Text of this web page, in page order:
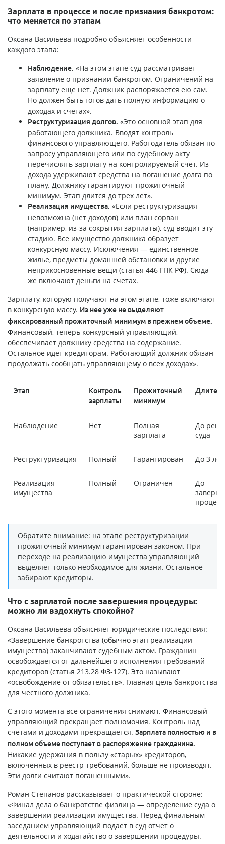
Зарплата в процессе и после признания банкротом:
что меняется по этапам
Оксана Васильева подробно объясняет особенности
каждого этапа:
Наблюдение. «На этом этапе суд рассматривает
заявление о признании банкротом. Ограничений на
зарплату еще нет. Должник распоряжается ею сам.
Но должен быть готов дать полную информацию о
доходах и счетах».
Реструктуризация долгов. «Это основной этап для
работающего должника. Вводят контроль
финансового управляющего. Работодатель обязан по
запросу управляющего или по судебному акту
перечислять зарплату на контролируемый счет. Из
дохода удерживают средства на погашение долга по
плану. Должнику гарантируют прожиточный
минимум. Этап длится до трех лет».
Реализация имущества. «Если реструктуризация
невозможна (нет доходов) или план сорван
(например, из-за сокрытия зарплаты), суд вводит эту
стадию. Все имущество должника образует
конкурсную массу. Исключения — единственное
жилье, предметы домашней обстановки и другие
неприкосновенные вещи (статья 446 ГПК РФ). Сюда
же включают деньги на счетах.
Зарплату, которую получают на этом этапе, тоже включают
в конкурсную массу. Из нее уже не выделяют
фиксированный прожиточный минимум в прежнем объеме.
Финансовый, теперь конкурсный управляющий,
обеспечивает должнику средства на содержание.
Остальное идет кредиторам. Работающий должник обязан
продолжать сообщать управляющему о всех доходах».
Этап
Контроль
зарплаты
Прожиточный
минимум
Наблюдение Нет
Полная
зарплата
До
суда
Реструктуризация Полный Гарантирован До 3 лет
Реализация
имущества
Полный Ограничен
До
Обратите внимание: на этапе реструктуризации
прожиточный минимум гарантирован законом. При
переходе на реализацию имущества управляющий
выделяет только необходимое для жизни. Остальное
забирают кредиторы.
Что с зарплатой после завершения процедуры:
можно ли вздохнуть спокойно?
Оксана Васильева объясняет юридические последствия:
«Завершение банкротства (обычно этап реализации
имущества) заканчивают судебным актом. Гражданин
освобождается от дальнейшего исполнения требований
кредиторов (статья 213.28 ФЗ-127). Это называют
«освобождение от обязательств». Главная цель банкротства
для честного должника.
С этого момента все ограничения снимают. Финансовый
управляющий прекращает полномочия. Контроль над
счетами и доходами прекращается. Зарплата полностью и в
полном объеме поступает в распоряжение гражданина.
Никакие удержания в пользу «старых» кредиторов,
включенных в реестр требований, больше не производят.
Эти долги считают погашенными».
Роман Степанов рассказывает о практической стороне:
«Финал дела о банкротстве физлица — определение суда о
завершении реализации имущества. Перед финальным
заседанием управляющий подает в суд отчет о
деятельности и ходатайство о завершении процедуры.